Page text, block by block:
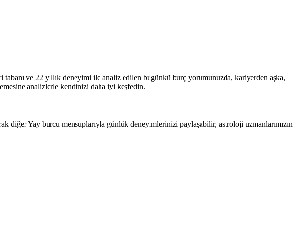
ve 22 yıllık deneyimi ile analiz edilen bugünkü burç yorumunuzda, kariyerden aşka,
analizlerle kendinizi daha iyi keşfedin.
diğer Yay burcu mensuplarıyla günlük deneyimlerinizi paylaşabilir, astroloji uzmanlarımızın